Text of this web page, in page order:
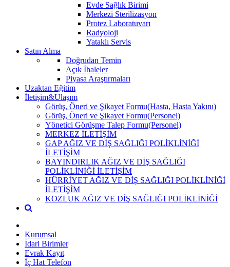
Evde Sağlık Birimi
Merkezi Sterilizasyon
Protez Laboratuvarı
Radyoloji
Yataklı Servis
Satın Alma
Doğrudan Temin
Açık İhaleler
Piyasa Araştırmaları
Uzaktan Eğitim
İletişim&Ulaşım
Görüş, Öneri ve Şikayet Formu(Hasta, Hasta Yakını)
Görüş, Öneri ve Şikayet Formu(Personel)
Yönetici Görüşme Talep Formu(Personel)
MERKEZ İLETİŞİM
GAP AĞIZ VE DİŞ SAĞLIĞI POLİKLİNİĞİ
İLETİŞİM
BAYINDIRLIK AĞIZ VE DİŞ SAĞLIĞI
POLİKLİNİĞİ İLETİŞİM
HÜRRİYET AĞIZ VE DİŞ SAĞLIĞI POLİKLİNİĞİ
İLETİŞİM
KOZLUK AĞIZ VE DİŞ SAĞLIĞI POLİKLİNİĞİ
Kurumsal
İdari Birimler
Evrak Kayıt
İç Hat Telefon